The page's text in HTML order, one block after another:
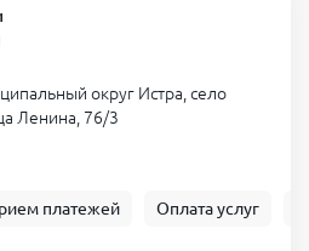
округ Истра, село
Ленина, 76/3
платежей Оплата услуг